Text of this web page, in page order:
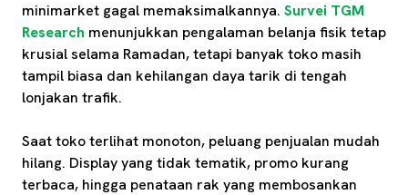
minimarket gagal memaksimalkannya. Survei TGM
Research menunjukkan pengalaman belanja fisik tetap
krusial selama Ramadan, tetapi banyak toko masih
tampil biasa dan kehilangan daya tarik di tengah
lonjakan trafik.
Saat toko terlihat monoton, peluang penjualan mudah
hilang. Display yang tidak tematik, promo kurang
terbaca, hingga penataan rak yang membosankan